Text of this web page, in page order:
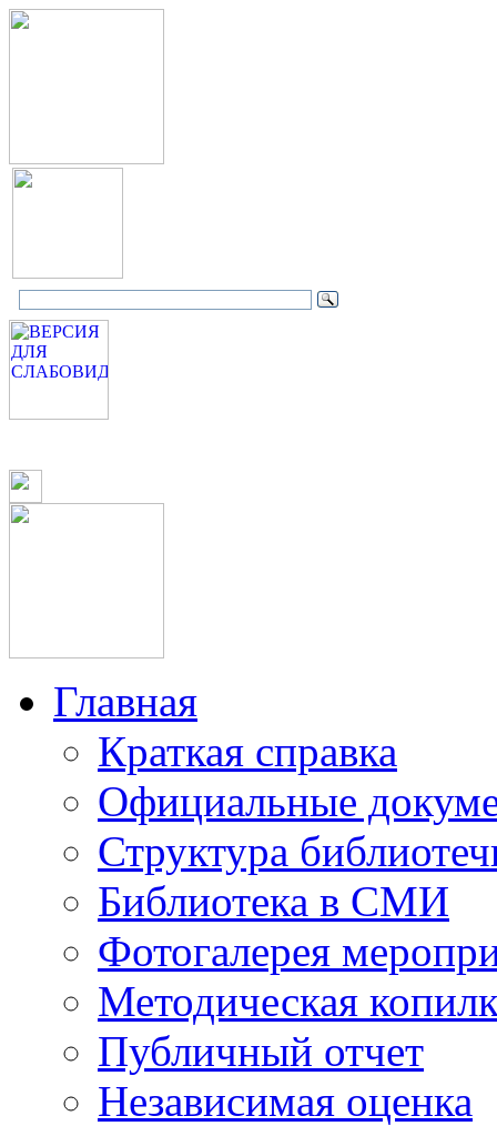
Главная
Краткая справка
Официальные
Структура
Библиотека в СМИ
Фотогалерея
Методическая
Публичный отчет
Независимая оценка